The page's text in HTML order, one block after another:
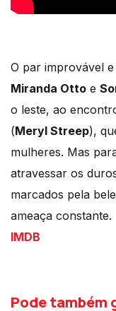
O par improvável
Miranda Otto e
o leste, ao
(Meryl Streep),
mulheres. Mas
atravessar os
marcados pela
ameaça constante.
IMDB
Pode também